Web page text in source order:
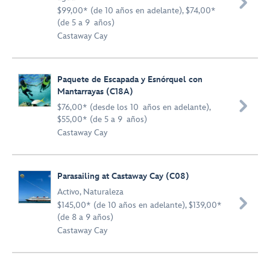
$99,00* (de 10 años en adelante), $74,00*
(de 5 a 9 años)
Castaway Cay
Paquete de Escapada y Esnórquel con
Mantarrayas (C18A)
$76,00* (desde los 10 años en adelante),
$55,00* (de 5 a 9 años)
Castaway Cay

Parasailing at Castaway Cay (C08)
Activo, Naturaleza
$145,00* (de 10 años en adelante), $139,00*
(de 8 a 9 años)
Castaway Cay
